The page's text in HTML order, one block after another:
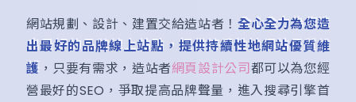
網站規劃、設計、建置交給造站者！ 全心全力為您造
出最好的品牌線上站點，提供持續性地網站優質維
護 ，只要有需求，造站者網頁設計公司都可以為您經
營最好的SEO，爭取提高品牌聲量，進入搜尋引擎首